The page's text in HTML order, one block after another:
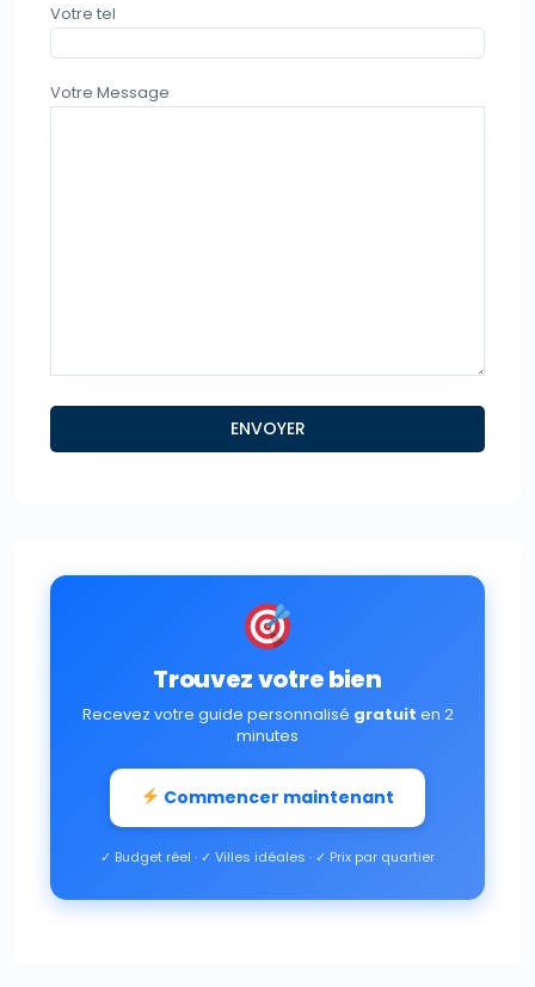
Votre tel
Votre Message
Trouvez votre bien
Recevez votre guide personnalisé gratuit en 2
minutes
Commencer maintenant
✓ Budget réel · ✓ Villes idéales · ✓ Prix par quartier